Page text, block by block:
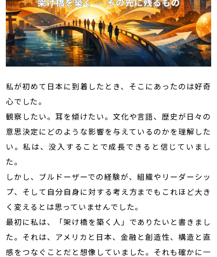
私が初めて日本に到着したとき、そこにあったのは好奇
心でした。
観察したい。耳を傾けたい。文化や言語、歴史が日々の
意思決定にどのような影響を与えているのかを理解した
い。私は、没入することで成長できると信じていまし
た。
しかし、ブルドーザーでの経験が、組織やリーダーシッ
プ、そして自分自身に対する考え方までもこれほど大き
く変えるとは思っていませんでした。
最初に私は、「架け橋を築く人」でありたいと書きまし
た。それは、アメリカと日本、金融と創造性、構造と直
感をつなぐことだと想像していました。それも確かに一